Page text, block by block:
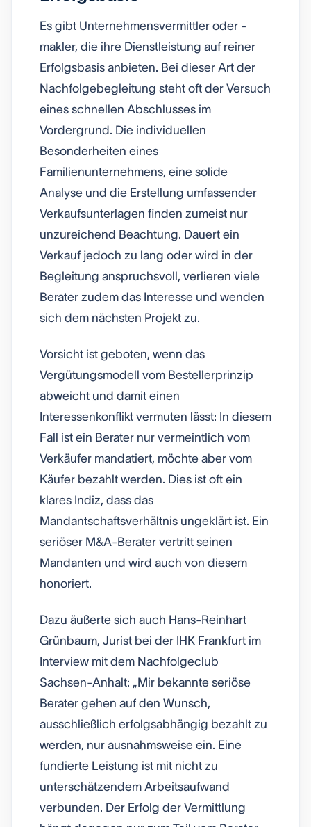
Es gibt Unternehmensvermittler oder -
makler, die ihre Dienstleistung auf reiner
Erfolgsbasis anbieten. Bei dieser Art der
Nachfolgebegleitung steht oft der Versuch
eines schnellen Abschlusses im
Vordergrund. Die individuellen
Besonderheiten eines
Familienunternehmens, eine solide
Analyse und die Erstellung umfassender
Verkaufsunterlagen finden zumeist nur
unzureichend Beachtung. Dauert ein
Verkauf jedoch zu lang oder wird in der
Begleitung anspruchsvoll, verlieren viele
Berater zudem das Interesse und wenden
sich dem nächsten Projekt zu.
Vorsicht ist geboten, wenn das
Vergütungsmodell vom Bestellerprinzip
abweicht und damit einen
Interessenkonflikt vermuten lässt: In diesem
Fall ist ein Berater nur vermeintlich vom
Verkäufer mandatiert, möchte aber vom
Käufer bezahlt werden. Dies ist oft ein
klares Indiz, dass das
Mandantschaftsverhältnis ungeklärt ist. Ein
seriöser M&A-Berater vertritt seinen
Mandanten und wird auch von diesem
honoriert.
Dazu äußerte sich auch Hans-Reinhart
Grünbaum, Jurist bei der IHK Frankfurt im
Interview mit dem Nachfolgeclub
Sachsen-Anhalt: „Mir bekannte seriöse
Berater gehen auf den Wunsch,
ausschließlich erfolgsabhängig bezahlt zu
werden, nur ausnahmsweise ein. Eine
fundierte Leistung ist mit nicht zu
unterschätzendem Arbeitsaufwand
verbunden. Der Erfolg der Vermittlung